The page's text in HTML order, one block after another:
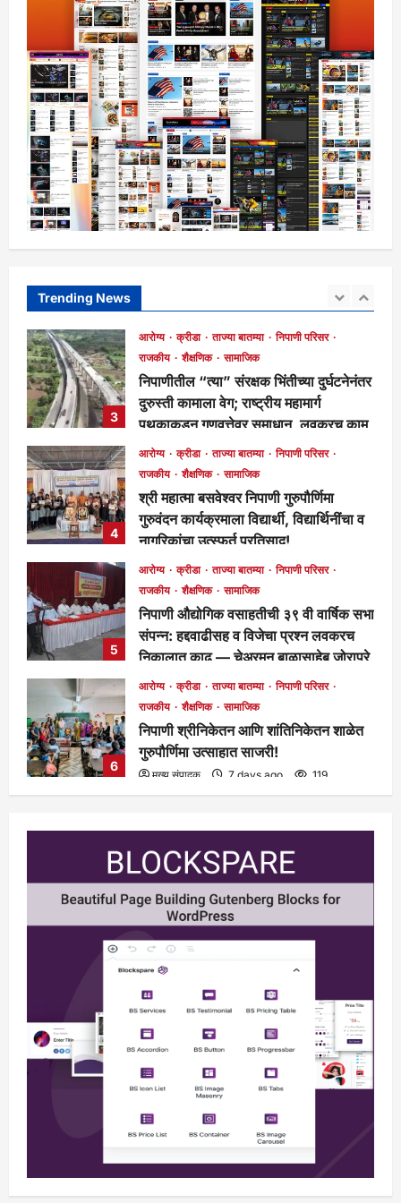
Trending News
7
राजकीय
शैक्षणिक सामाजिक
सैनिकी शाळेत गुरुपौर्णिमा भक्तीभावाने साजरी!
मुख्य संपादक 1 week ago 122
1
आरोग्य क्रीडा ताज्या बातम्या
निपाणी परिसर
राजकीय
शैक्षणिक सामाजिक
निपाणी प्रगती नगर व साखरवाडीत मरगूबाई
यात्रेची जोरदार पूर्वतयारी; निपाणीकरांना
दर्शनाचे आवाहन!
मुख्य संपादक 3 hours ago 61
2
आरोग्य क्रीडा ताज्या बातम्या
निपाणी परिसर
कोल्हापूर जिल्ह्यात तृतीय क्रमांकाची ट्रॉफी!
मुख्य संपादक 4 hours ago 83
3
आरोग्य क्रीडा ताज्या बातम्या
निपाणी परिसर
राजकीय
शैक्षणिक सामाजिक
निपाणीतील “त्या” संरक्षक भिंतीच्या दुर्घटनेनंतर
दुरुस्ती कामाला वेग; राष्ट्रीय महामार्ग
पथकाकडून गुणवत्तेवर समाधान, लवकरच काम
पूर्ण होणार!
मुख्य संपादक 1 day ago
4
आरोग्य क्रीडा ताज्या बातम्या
निपाणी परिसर
राजकीय
शैक्षणिक सामाजिक
श्री महात्मा बसवेश्वर निपाणी गुरुपौर्णिमा
गुरुवंदन कार्यक्रमाला विद्यार्थी, विद्यार्थिनींचा व
नागरिकांचा उत्स्फूर्त प्रतिसाद!
मुख्य संपादक 5 days ago 124
5
आरोग्य क्रीडा ताज्या बातम्या
निपाणी परिसर
राजकीय
शैक्षणिक सामाजिक
निपाणी औद्योगिक वसाहतीची ३९ वी वार्षिक सभा
संपन्न: हद्दवाढीसह व विजेचा प्रश्न लवकरच
निकालात काढू — चेअरमन बाळासाहेब जोरापुरे
मुख्य संपादक 5 days ago 173
6
आरोग्य क्रीडा ताज्या बातम्या
निपाणी परिसर
राजकीय
शैक्षणिक सामाजिक
निपाणी श्रीनिकेतन आणि शांतिनिकेतन शाळेत
गुरुपौर्णिमा उत्साहात साजरी!
मुख्य संपादक 7 days ago 119
7
राजकीय
शैक्षणिक सामाजिक
सैनिकी शाळेत गुरुपौर्णिमा भक्तीभावाने साजरी!
मुख्य संपादक 1 week ago
क्रीडा ताज्या बातम्या
राजकीय
शैक्षणिक सामाजिक
निपाणी प्रगती नगर व साखरवाडीत मरगूबाई
दर्शनाचे आवाहन!
मुख्य संपादक 3 hours ago 61
आरोग्य ताज्या बातम्या
निपाणी परिसर
राजकीय
शैक्षणिक सामाजिक
कराटे स्पर्धेत लिटल एंजल्स निपाणीची भरारी;
कोल्हापूर जिल्ह्यात तृतीय क्रमांकाची ट्रॉफी!
मुख्य संपादक 4 hours ago
निपाणीतील “त्या” संरक्षक भिंतीच्या दुर्घटनेनंतर